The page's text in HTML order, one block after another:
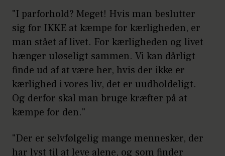
"I parforhold? Meget! Hvis man beslutter
sig for IKKE at kæmpe for kærligheden, er
man stået af livet. For kærligheden og livet
hænger uløseligt sammen. Vi kan dårligt
finde ud af at være her, hvis der ikke er
kærlighed i vores liv, det er uudholdeligt.
Og derfor skal man bruge kræfter på at
kæmpe for den."
"Der er selvfølgelig mange mennesker, der
har lyst til at leve alene, og som finder